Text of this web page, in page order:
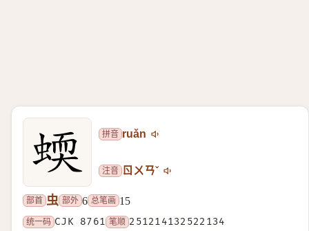
拼音 ruǎn
注音 ㄖㄨㄢˇ
部首 虫 部外 6 总笔画 15
统一码 CJK 8761 笔顺 251214132522134